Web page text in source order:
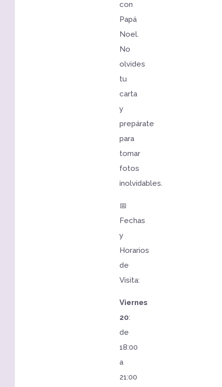
con
Papá
Noel.
No
olvides
tu
carta
y
prepárate
para
tomar
fotos
inolvidables.
📅
Fechas
y
Horarios
de
Visita:
Viernes
20:
de
18:00
a
21:00